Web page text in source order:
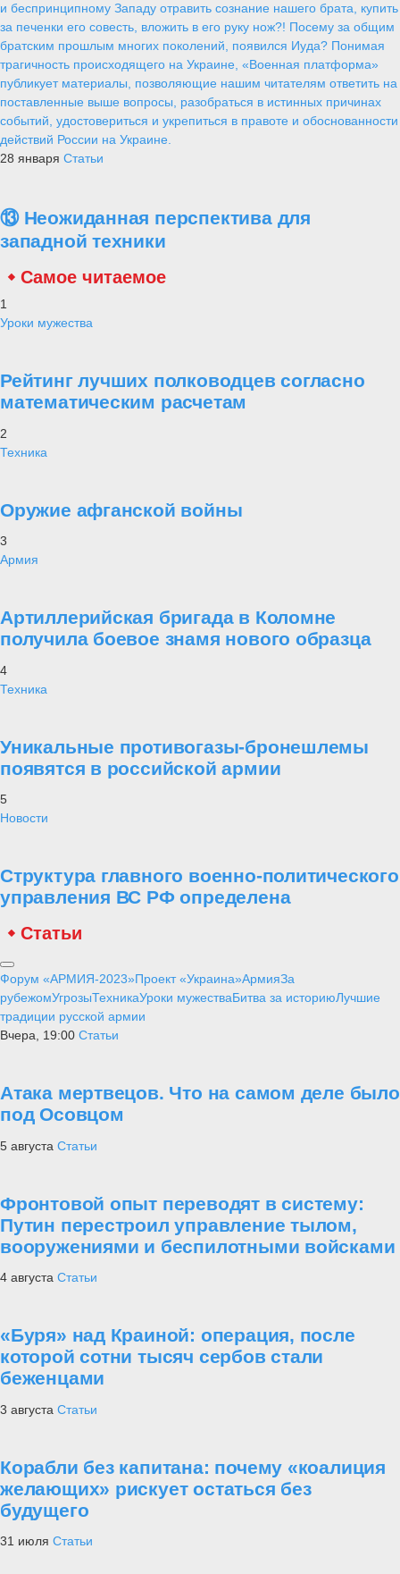
и беспринципному Западу отравить сознание нашего брата, купить
за печенки его совесть, вложить в его руку нож?! Посему за общим
братским прошлым многих поколений, появился Иуда? Понимая
трагичность происходящего на Украине, «Военная платформа»
публикует материалы, позволяющие нашим читателям ответить на
поставленные выше вопросы, разобраться в истинных причинах
событий, удостовериться и укрепиться в правоте и обоснованности
действий России на Украине.
28 января Статьи
⑬ Неожиданная перспектива для
западной техники
Самое читаемое
1
Уроки мужества
Рейтинг лучших полководцев согласно
математическим расчетам
2
Техника
Оружие афганской войны
3
Армия
Артиллерийская бригада в Коломне
получила боевое знамя нового образца
4
Техника
Уникальные противогазы-бронешлемы
появятся в российской армии
5
Новости
Структура главного военно-политического
управления ВС РФ определена
Статьи
Форум «АРМИЯ-2023»Проект «Украина»АрмияЗа
рубежомУгрозыТехникаУроки мужестваБитва за историюЛучшие
традиции русской армии
Вчера, 19:00 Статьи
Атака мертвецов. Что на самом деле было
под Осовцом
5 августа Статьи
Фронтовой опыт переводят в систему:
Путин перестроил управление тылом,
вооружениями и беспилотными войсками
4 августа Статьи
«Буря» над Краиной: операция, после
которой сотни тысяч сербов стали
беженцами
3 августа Статьи
Корабли без капитана: почему «коалиция
желающих» рискует остаться без
будущего
31 июля Статьи